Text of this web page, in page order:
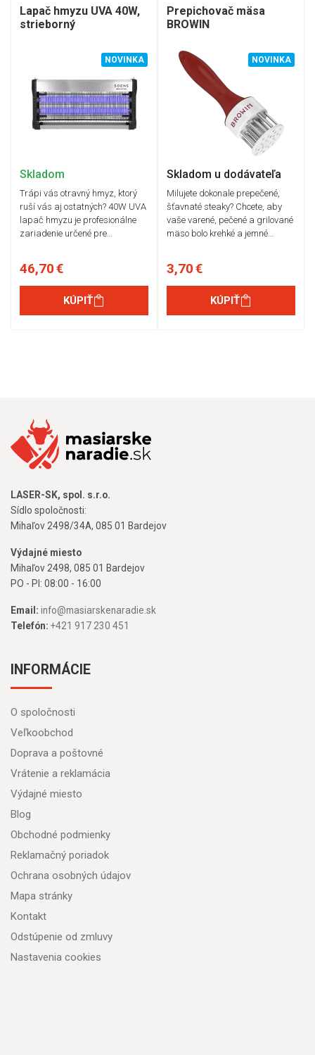
Lapač hmyzu UVA 40W,
strieborný
NOVINKA
Skladom
Trápi vás otravný hmyz, ktorý
ruší vás aj ostatných? 40W UVA
lapač hmyzu je profesionálne
zariadenie určené pre…
46,70 €
KÚPIŤ
Prepichovač mäsa
BROWIN
NOVINKA
Skladom u dodávateľa
Milujete dokonale prepečené,
šťavnaté steaky? Chcete, aby
vaše varené, pečené a grilované
mäso bolo krehké a jemné…
3,70 €
KÚPIŤ
LASER-SK, spol. s.r.o.
Sídlo spoločnosti:
Mihaľov 2498/34A, 085 01 Bardejov
Výdajné miesto
Mihaľov 2498, 085 01 Bardejov
PO - PI: 08:00 - 16:00
Email: info@masiarskenaradie.sk
Telefón: +421 917 230 451
INFORMÁCIE
O spoločnosti
Veľkoobchod
Doprava a poštovné
Vrátenie a reklamácia
Výdajné miesto
Blog
Obchodné podmienky
Reklamačný poriadok
Ochrana osobných údajov
Mapa stránky
Kontakt
Odstúpenie od zmluvy
Nastavenia cookies